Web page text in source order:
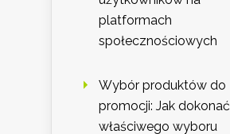
platformach
społecznościowych
Wybór produktów do
promocji: Jak dokonać
właściwego wyboru